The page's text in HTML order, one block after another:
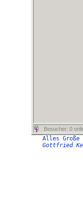
Besucher: 0
Alles
Gottfried